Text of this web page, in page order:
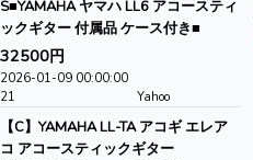
S■YAMAHA ヤマハ LL6 アコースティ
ックギター 付属品 ケース付き■
32500円
2026-01-09 00:00:00
21
Yahoo
【C】YAMAHA LL-TA アコギ エレア
コ アコースティックギター